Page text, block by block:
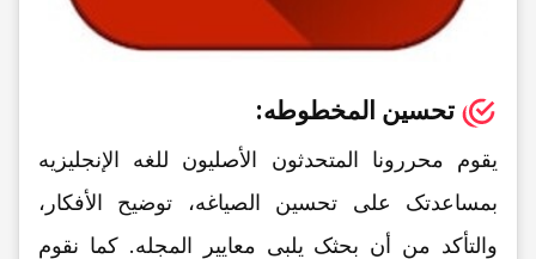
تحسین المخطوطه:
یقوم محررونا المتحدثون الأصلیون للغه الإنجلیزیه
بمساعدتک على تحسین الصیاغه، توضیح الأفکار،
والتأکد من أن بحثک یلبی معاییر المجله. کما نقوم